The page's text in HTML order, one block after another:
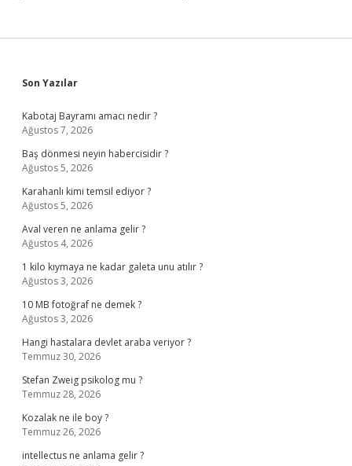
Sidebar
Son Yazılar
Kabotaj Bayramı amacı nedir ?
Ağustos 7, 2026
Baş dönmesi neyin habercisidir ?
Ağustos 5, 2026
Karahanlı kimi temsil ediyor ?
Ağustos 5, 2026
Aval veren ne anlama gelir ?
Ağustos 4, 2026
1 kilo kıymaya ne kadar galeta unu atılır ?
Ağustos 3, 2026
10 MB fotoğraf ne demek ?
Ağustos 3, 2026
Hangi hastalara devlet araba veriyor ?
Temmuz 30, 2026
Stefan Zweig psikolog mu ?
Temmuz 28, 2026
Kozalak ne ile boy ?
Temmuz 26, 2026
intellectus ne anlama gelir ?